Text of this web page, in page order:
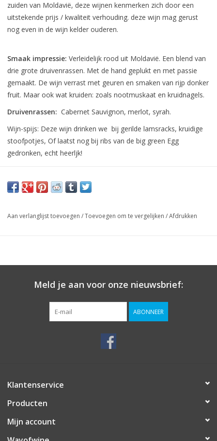
zuiden van Moldavië, deze wijnen kenmerken zich door een
uitstekende prijs / kwaliteit verhouding. deze wijn mag gerust
nog even in de wijn kelder ouderen.
Smaak impressie: Verleidelijk rood uit Moldavië. Een blend van
drie grote druivenrassen. Met de hand geplukt en met passie
gemaakt. De wijn verrast met geuren en smaken van rijp donker
fruit. Maar ook wat kruiden: zoals nootmuskaat en kruidnagels.
Druivenrassen: Cabernet Sauvignon, merlot, syrah.
Wijn-spijs: Deze wijn drinken we bij gerilde lamsracks, kruidige
stoofpotjes, Of laatst nog bij ribs van de big green Egg
gedronken, echt heerljk!
Aan verlanglijst toevoegen /Toevoegen om te vergelijken /Afdrukken
Meld je aan voor onze nieuwsbrief:
ABONNEER
Klantenservice
Producten
Mijn account